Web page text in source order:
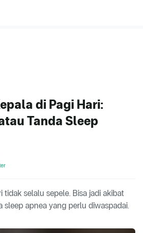
di Pagi Hari:
Tanda Sleep
tidak selalu sepele. Bisa jadi akibat
sleep apnea yang perlu diwaspadai.